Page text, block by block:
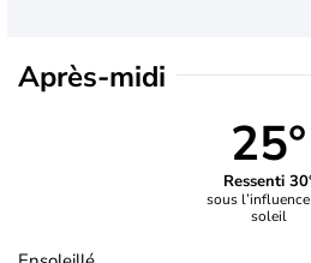
Après-midi
25°
Ressenti
sous
soleil